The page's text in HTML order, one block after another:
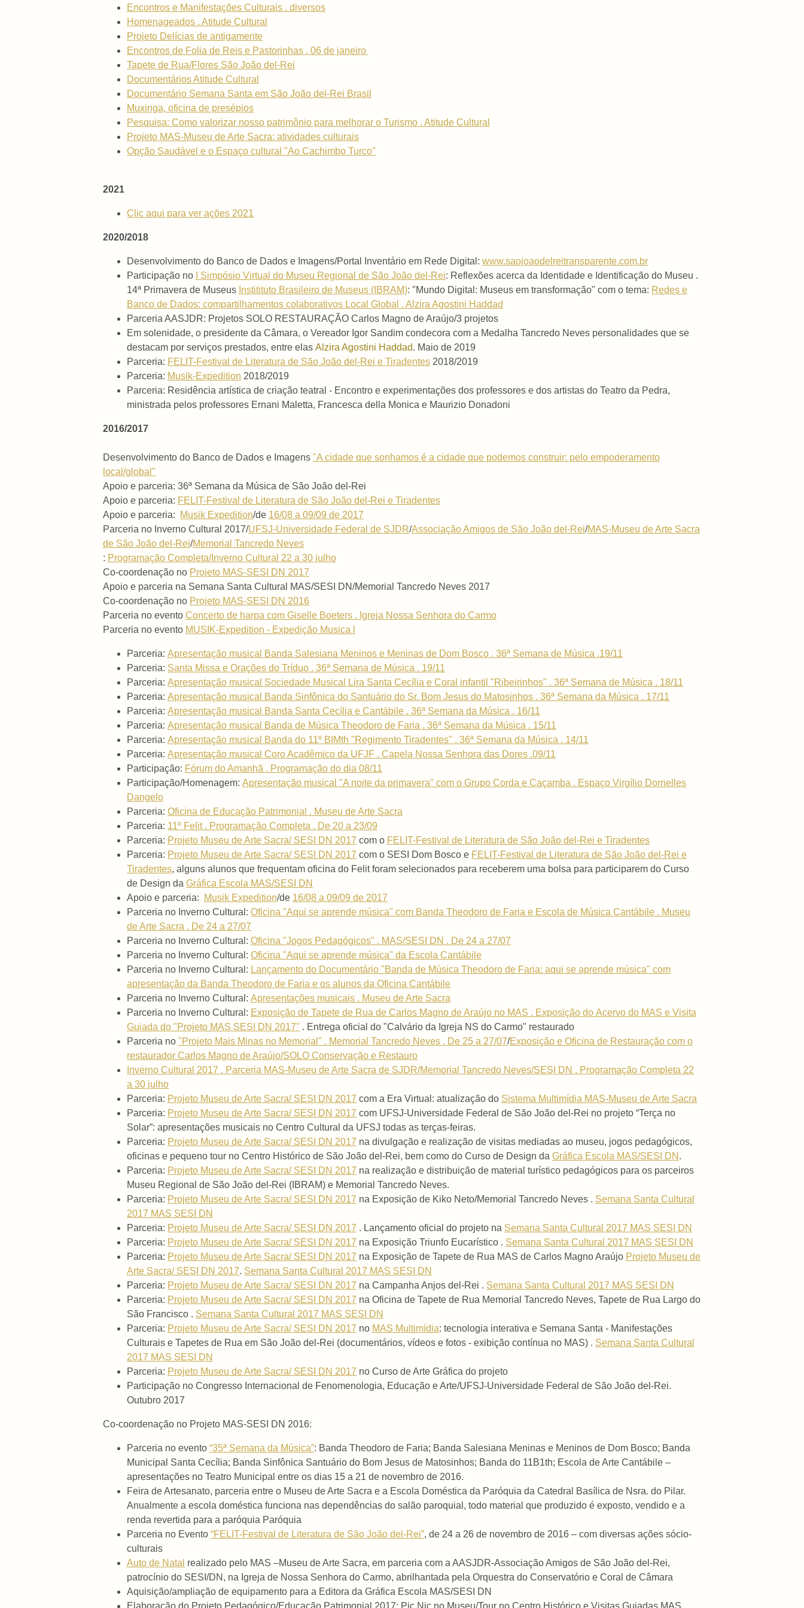
Encontros e Manifestações Culturais . diversos
Homenageados . Atitude Cultural
Projeto Delícias de antigamente
Encontros de Folia de Reis e Pastorinhas . 06 de janeiro
Tapete de Rua/Flores São João del-Rei
Documentários Atitude Cultural
Documentário Semana Santa em São João del-Rei Brasil
Muxinga, oficina de presépios
Pesquisa: Como valorizar nosso patrimônio para melhorar o Turismo . Atitude Cultural
Projeto MAS-Museu de Arte Sacra: atividades culturais
Opção Saudável e o Espaço cultural "Ao Cachimbo Turco"
2021
Clic aqui para ver ações 2021
2020/2018
Desenvolvimento do Banco de Dados e Imagens/Portal Inventário em Rede Digital: www.saojoaodelreitransparente.com.br
Participação no
I Simpósio Virtual do Museu Regional de São João del-Rei: Reflexões acerca da Identidade e Identificação do Museu .
14ª Primavera de Museus Institituto Brasileiro de Museus (IBRAM): "Mundo Digital: Museus em transformação" com o tema: Redes e
Banco de Dados: compartilhamentos colaborativos Local Global . Alzira Agostini Haddad
Parceria AASJDR: Projetos SOLO RESTAURAÇÃO Carlos Magno de Araújo/3 projetos
Em solenidade, o presidente da Câmara, o Vereador Igor Sandim condecora com a Medalha Tancredo Neves personalidades que se
destacam por serviços prestados, entre elas Alzira Agostini Haddad. Maio de 2019
Parceria: FELIT-Festival de Literatura de São João del-Rei e Tiradentes 2018/2019
Parceria: Musik-Expedition 2018/2019
Parceria: Residência artística de criação teatral - Encontro e experimentações dos professores e dos artistas do Teatro da Pedra,
ministrada pelos professores Ernani Maletta, Francesca della Monica e Maurizio Donadoni
2016/2017
Desenvolvimento do Banco de Dados e Imagens "A cidade que sonhamos é a cidade que podemos construir: pelo empoderamento
local/global"
Apoio e parceria: 36ª Semana da Música de São João del-Rei
Apoio e parceria: FELIT-Festival de Literatura de São João del-Rei e Tiradentes
Apoio e parceria:
Musik Expedition/de 16/08 a 09/09 de 2017
Parceria no Inverno Cultural 2017/UFSJ-Universidade Federal de SJDR/Associação Amigos de São João del-Rei/MAS-Museu de Arte Sacra
de São João del-Rei/Memorial Tancredo Neves
: Programação Completa/Inverno Cultural 22 a 30 julho
Co-coordenação no Projeto MAS-SESI DN 2017
Apoio e parceria na Semana Santa Cultural MAS/SESI DN/Memorial Tancredo Neves 2017
Co-coordenação no Projeto MAS-SESI DN 2016
Parceria no evento Concerto de harpa com Giselle Boeters . Igreja Nossa Senhora do Carmo
Parceria no evento MUSIK-Expedition - Expedição Musica l
Parceria: Apresentação musical Banda Salesiana Meninos e Meninas de Dom Bosco . 36ª Semana de Música .19/11
Parceria: Santa Missa e Orações do Tríduo . 36ª Semana de Música . 19/11
Parceria: Apresentação musical Sociedade Musical Lira Santa Cecília e Coral infantil "Ribeirinhos" . 36ª Semana de Música . 18/11
Parceria: Apresentação musical Banda Sinfônica do Santuário do Sr. Bom Jesus do Matosinhos . 36ª Semana da Música . 17/11
Parceria: Apresentação musical Banda Santa Cecília e Cantábile . 36ª Semana da Música . 16/11
Parceria: Apresentação musical Banda de Música Theodoro de Faria . 36ª Semana da Música . 15/11
Parceria: Apresentação musical Banda do 11º BIMth "Regimento Tiradentes" . 36ª Semana da Música . 14/11
Parceria: Apresentação musical Coro Acadêmico da UFJF . Capela Nossa Senhora das Dores .09/11
Participação: Fórum do Amanhã . Programação do dia 08/11
Participação/Homenagem: Apresentação musical "A noite da primavera" com o Grupo Corda e Caçamba . Espaço Virgílio Dornelles
Dangelo
Parceria: Oficina de Educação Patrimonial . Museu de Arte Sacra
Parceria: 11º Felit . Programação Completa . De 20 a 23/09
Parceria: Projeto Museu de Arte Sacra/ SESI DN 2017 com o FELIT-Festival de Literatura de São João del-Rei e Tiradentes
Parceria: Projeto Museu de Arte Sacra/ SESI DN 2017 com o SESI Dom Bosco e FELIT-Festival de Literatura de São João del-Rei e
Tiradentes, alguns alunos que frequentam oficina do Felit foram selecionados para receberem uma bolsa para participarem do Curso
de Design da Gráfica Escola MAS/SESI DN
Apoio e parceria:
Musik Expedition/de 16/08 a 09/09 de 2017
Parceria no Inverno Cultural: Oficina "Aqui se aprende música" com Banda Theodoro de Faria e Escola de Música Cantábile . Museu
de Arte Sacra . De 24 a 27/07
Parceria no Inverno Cultural: Oficina "Jogos Pedagógicos" . MAS/SESI DN . De 24 a 27/07
Parceria no Inverno Cultural: Oficina "Aqui se aprende música" da Escola Cantábile
Parceria no Inverno Cultural: Lançamento do Documentário "Banda de Música Theodoro de Faria: aqui se aprende música" com
apresentação da Banda Theodoro de Faria e os alunos da Oficina Cantábile
Parceria no Inverno Cultural: Apresentações musicais . Museu de Arte Sacra
Parceria no Inverno Cultural: Exposição de Tapete de Rua de Carlos Magno de Araújo no MAS . Exposição do Acervo do MAS e Visita
Guiada do "Projeto MAS SESI DN 2017" . Entrega oficial do "Calvário da Igreja NS do Carmo" restaurado
Parceria no "Projeto Mais Minas no Memorial" . Memorial Tancredo Neves . De 25 a 27/07/Exposição e Oficina de Restauração com o
restaurador Carlos Magno de Araújo/SOLO Conservação e Restauro
Inverno Cultural 2017 . Parceria MAS-Museu de Arte Sacra de SJDR/Memorial Tancredo Neves/SESI DN . Programação Completa 22
a 30 julho
Parceria: Projeto Museu de Arte Sacra/ SESI DN 2017 com a Era Virtual: atualização do Sistema Multimídia MAS-Museu de Arte Sacra
Parceria: Projeto Museu de Arte Sacra/ SESI DN 2017 com UFSJ-Universidade Federal de São João del-Rei no projeto “Terça no
Solar”: apresentações musicais no Centro Cultural da UFSJ todas as terças-feiras.
Parceria: Projeto Museu de Arte Sacra/ SESI DN 2017 na divulgação e realização de visitas mediadas ao museu, jogos pedagógicos,
oficinas e pequeno tour no Centro Histórico de São João del-Rei, bem como do Curso de Design da Gráfica Escola MAS/SESI DN .
Parceria: Projeto Museu de Arte Sacra/ SESI DN 2017 na realização e distribuição de material turístico pedagógicos para os parceiros
Museu Regional de São João del-Rei (IBRAM) e Memorial Tancredo Neves.
Parceria: Projeto Museu de Arte Sacra/ SESI DN 2017 na Exposição de Kiko Neto/Memorial Tancredo Neves . Semana Santa Cultural
2017 MAS SESI DN
Parceria: Projeto Museu de Arte Sacra/ SESI DN 2017 . Lançamento oficial do projeto na Semana Santa Cultural 2017 MAS SESI DN
Parceria: Projeto Museu de Arte Sacra/ SESI DN 2017 na Exposição Triunfo Eucarístico . Semana Santa Cultural 2017 MAS SESI DN
Parceria: Projeto Museu de Arte Sacra/ SESI DN 2017 na Exposição de Tapete de Rua MAS de Carlos Magno Araújo Projeto Museu de
Arte Sacra/ SESI DN 2017. Semana Santa Cultural 2017 MAS SESI DN
Parceria: Projeto Museu de Arte Sacra/ SESI DN 2017 na Campanha Anjos del-Rei . Semana Santa Cultural 2017 MAS SESI DN
Parceria: Projeto Museu de Arte Sacra/ SESI DN 2017 na Oficina de Tapete de Rua Memorial Tancredo Neves, Tapete de Rua Largo do
São Francisco . Semana Santa Cultural 2017 MAS SESI DN
Parceria: Projeto Museu de Arte Sacra/ SESI DN 2017 no MAS Multimídia: tecnologia interativa e Semana Santa - Manifestações
Culturais e Tapetes de Rua em São João del-Rei (documentários, vídeos e fotos - exibição contínua no MAS) . Semana Santa Cultural
2017 MAS SESI DN
Parceria: Projeto Museu de Arte Sacra/ SESI DN 2017 no Curso de Arte Gráfica do projeto
Participação no Congresso Internacional de Fenomenologia, Educação e Arte/UFSJ-Universidade Federal de São João del-Rei.
Outubro 2017
Co-coordenação no Projeto MAS-SESI DN 2016:
Parceria no evento “35ª Semana da Música”: Banda Theodoro de Faria; Banda Salesiana Meninas e Meninos de Dom Bosco; Banda
Municipal Santa Cecília; Banda Sinfônica Santuário do Bom Jesus de Matosinhos; Banda do 11B1th; Escola de Arte Cantábile –
apresentações no Teatro Municipal entre os dias 15 a 21 de novembro de 2016.
Feira de Artesanato, parceria entre o Museu de Arte Sacra e a Escola Doméstica da Paróquia da Catedral Basílica de Nsra. do Pilar.
Anualmente a escola doméstica funciona nas dependências do salão paroquial, todo material que produzido é exposto, vendido e a
renda revertida para a paróquia Paróquia
Parceria no Evento “FELIT-Festival de Literatura de São João del-Rei”, de 24 a 26 de novembro de 2016 – com diversas ações sócio-
culturais
Auto de Natal realizado pelo MAS –Museu de Arte Sacra, em parceria com a AASJDR-Associação Amigos de São João del-Rei,
patrocínio do SESI/DN, na Igreja de Nossa Senhora do Carmo, abrilhantada pela Orquestra do Conservatório e Coral de Câmara
Aquisição/ampliação de equipamento para a Editora da Gráfica Escola MAS/SESI DN